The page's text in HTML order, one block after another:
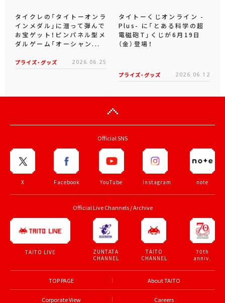
タイクレの「タイトーオンラ
インメダル」に潜って弾んで
お宝ゲット！ピンパネル型メ
ダルゲーム「オーシャン...
プライズ・グッズ 2026.06.25
タイトーくじオンライン -
Plus- に「とある科学の超
電磁砲T」くじが6月19日
（金）登場！
プライズ・グッズ 2026.06.12
Official SNS
X Facebook YouTube Instagram note
Official Live Channels / Archive
TAITO LIVE
ZUNTATA
CHANNEL
TAITO
CHANNEL
70th
anniv.
TOP PAGE About TAITO
Corporate View Careers